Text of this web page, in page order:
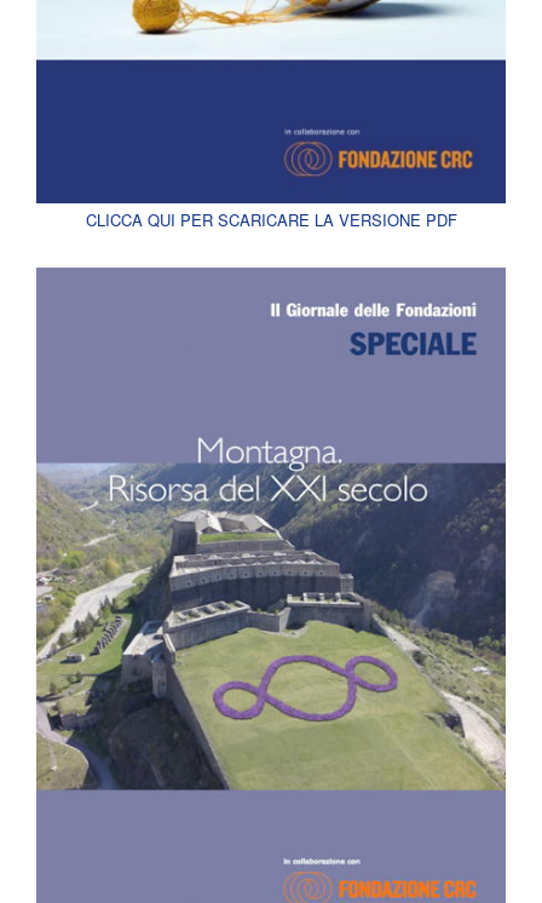
CLICCA QUI PER SCARICARE LA VERSIONE PDF